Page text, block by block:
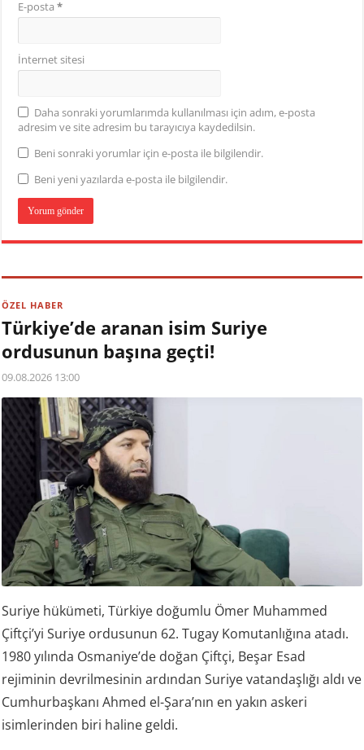
E-posta*
İnternet sitesi
Daha sonraki yorumlarımda kullanılması için adım, e-posta
adresim ve site adresim bu tarayıcıya kaydedilsin.
Beni sonraki yorumlar için e-posta ile bilgilendir.
Beni yeni yazılarda e-posta ile bilgilendir.
ÖZEL HABER
Türkiye’de aranan isim Suriye
ordusunun başına geçti!
09.08.2026 13:00
Suriye hükümeti, Türkiye doğumlu Ömer Muhammed
Çiftçi’yi Suriye ordusunun 62. Tugay Komutanlığına atadı.
1980 yılında Osmaniye’de doğan Çiftçi, Beşar Esad
rejiminin devrilmesinin ardından Suriye vatandaşlığı aldı ve
Cumhurbaşkanı Ahmed el-Şara’nın en yakın askeri
isimlerinden biri haline geldi.